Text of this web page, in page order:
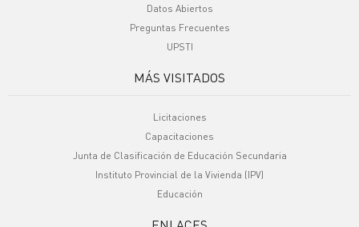
Datos Abiertos
Preguntas Frecuentes
UPSTI
MÁS VISITADOS
Licitaciones
Capacitaciones
Junta de Clasificación de Educación Secundaria
Instituto Provincial de la Vivienda (IPV)
Educación